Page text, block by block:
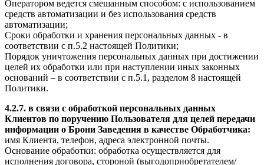
Оператором ведется смешанным способом: с использованием
средств автоматизации и без использования средств
автоматизации;
Сроки обработки и хранения персональных данных - в
соответствии с п.5.2 настоящей Политики;
Порядок уничтожения персональных данных при достижении
целей их обработки или при наступлении иных законных
оснований – в соответствии с п.5.1, разделом 8 настоящей
Политики.
4.2.7. в связи с обработкой персональных данных
Клиентов по поручению Пользователя для целей передачи
информации о Брони Заведения в качестве Обработчика:
имя Клиента, телефон, адреса электронной почты.
Основание обработки: обработка осуществляется для
исполнения договора, стороной (выгодоприобретателем/